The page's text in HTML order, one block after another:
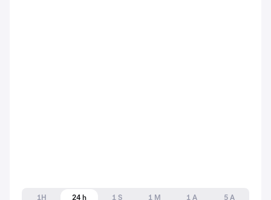
1H 24 h 1 S 1 M 1 A
5 A